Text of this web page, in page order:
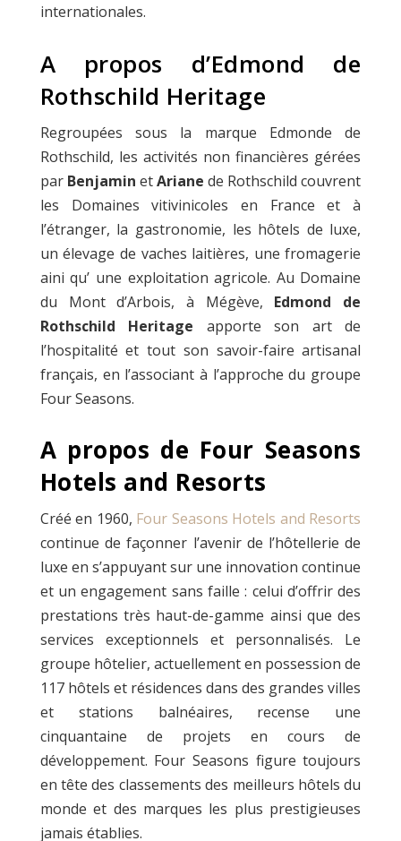
internationales.
A propos d’Edmond de
Rothschild Heritage
Regroupées sous la marque Edmonde de
Rothschild, les activités non financières gérées
par Benjamin etAriane de Rothschild couvrent
les Domaines vitivinicoles en France et à
l’étranger, la gastronomie, les hôtels de luxe,
un élevage de vaches laitières, une fromagerie
aini qu’ une exploitation agricole. Au Domaine
du Mont d’Arbois, à Mégève, Edmond de
Rothschild Heritage apporte son art de
l’hospitalité et tout son savoir-faire artisanal
français, en l’associant à l’approche du groupe
Four Seasons.
A propos de Four Seasons
Hotels and Resorts
Créé en 1960, Four Seasons Hotels and Resorts
continue de façonner l’avenir de l’hôtellerie de
luxe en s’appuyant sur une innovation continue
et un engagement sans faille : celui d’offrir des
prestations très haut-de-gamme ainsi que des
services exceptionnels et personnalisés. Le
groupe hôtelier, actuellement en possession de
117 hôtels et résidences dans des grandes villes
et stations balnéaires, recense une
cinquantaine de projets en cours de
développement. Four Seasons figure toujours
en tête des classements des meilleurs hôtels du
monde et des marques les plus prestigieuses
jamais établies.